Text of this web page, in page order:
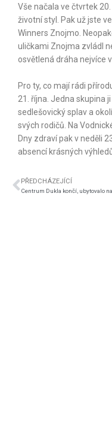
Vše načala ve čtvrtek
životní styl. Pak už jste
Winners Znojmo.
uličkami Znojma zvládl
osvětlená dráha nejvíce
Pro ty, co mají rádi
21. října. Jedna skupina
sedlešovický splav a
svých rodičů. Na
Dny zdraví pak v neděli
absencí krásných
PŘEDCHÁZEJÍCÍ
Centrum Dukla končí, ubytovalo